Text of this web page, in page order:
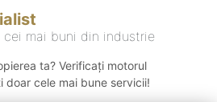
cei mai buni din industrie
ta? Verificați motorul
doar cele mai bune servicii!